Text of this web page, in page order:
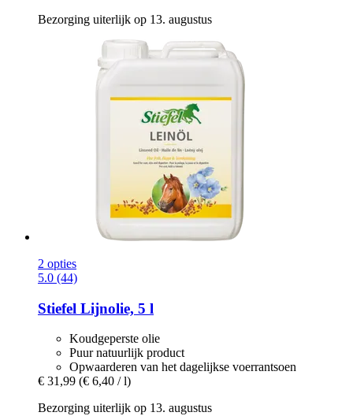
Bezorging uiterlijk op 13. augustus
2 opties
5.0 (44)
Stiefel Lijnolie, 5 l
Koudgeperste olie
Puur natuurlijk product
Opwaarderen van het dagelijkse voerrantsoen
€ 31,99 (€ 6,40 / l)
Bezorging uiterlijk op 13. augustus